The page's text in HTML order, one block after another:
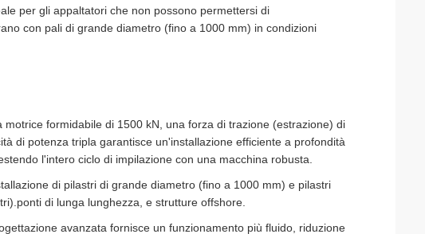
per gli appaltatori che non possono permettersi di
con pali di grande diametro (fino a 1000 mm) in condizioni
motrice formidabile di 1500 kN, una forza di trazione (estrazione) di
di potenza tripla garantisce un'installazione efficiente a profondità
l'intero ciclo di impilazione con una macchina robusta.
di pilastri di grande diametro (fino a 1000 mm) e pilastri
di lunga lunghezza, e strutture offshore.
avanzata fornisce un funzionamento più fluido, riduzione